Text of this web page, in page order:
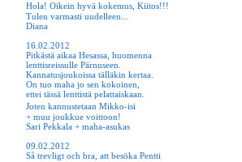
Hola! Oikein hyvä kokemus, Kiitos!!!
Tulen varmasti uudelleen...
Diana
16.02.2012
Pitkästä aikaa Hesassa, huomenna
lenttisreissulle Pärnuseen.
Kannatusjoukoissa tälläkin kertaa.
On tuo maha jo sen kokoinen,
ettei tässä lenttistä pelattaiskaan.
Joten kannustetaan Mikko-isi
+ muu joukkue voittoon!
Sari Pekkala + maha-asukas
09.02.2012
Så trevligt och bra, att besöka Pentti